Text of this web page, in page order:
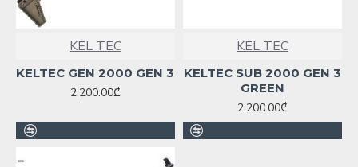
KEL TEC
KELTEC GEN 2000 GEN 3
2,200.00₾
KEL TEC
KELTEC SUB 2000 GEN 3
GREEN
2,200.00₾